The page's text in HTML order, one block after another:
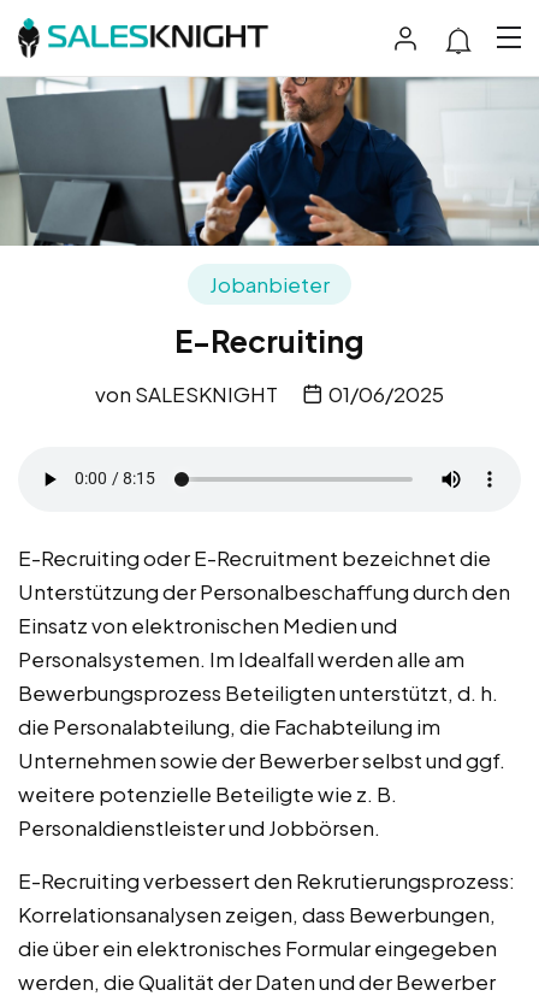
Jobanbieter
E-Recruiting
von SALESKNIGHT 01/06/2025
E-Recruiting oder E-Recruitment bezeichnet die
Unterstützung der Personalbeschaffung durch den
Einsatz von elektronischen Medien und
Personalsystemen. Im Idealfall werden alle am
Bewerbungsprozess Beteiligten unterstützt, d. h.
die Personalabteilung, die Fachabteilung im
Unternehmen sowie der Bewerber selbst und ggf.
weitere potenzielle Beteiligte wie z. B.
Personaldienstleister und Jobbörsen.
E-Recruiting verbessert den Rekrutierungsprozess:
Korrelationsanalysen zeigen, dass Bewerbungen,
die über ein elektronisches Formular eingegeben
werden, die Qualität der Daten und der Bewerber